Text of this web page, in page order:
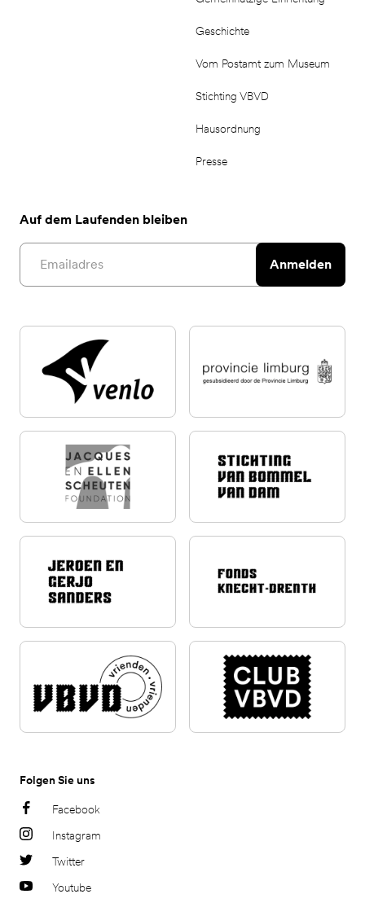
Geschichte
Vom Postamt zum Museum
Stichting VBVD
Hausordnung
Presse
Auf dem Laufenden bleiben
Email address
Anmelden
Folgen Sie uns
Facebook
Instagram
Twitter
Youtube